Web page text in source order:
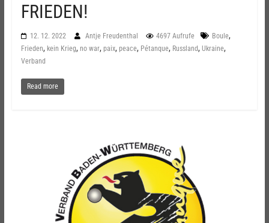
FRIEDEN!
12. 12. 2022 Antje Freudenthal 4697 Aufrufe Boule,
Frieden, kein Krieg, no war, paix, peace, Pétanque, Russland, Ukraine,
Verband
Read more